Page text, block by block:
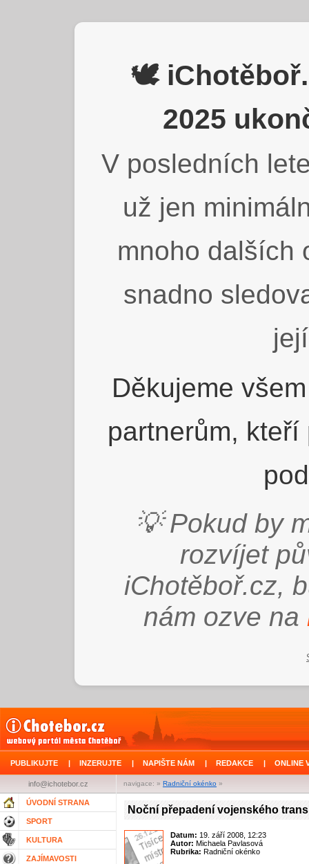
🕊️
2025
V posledních
už jen
mnoho dalších
snadno
Děkujeme
partnerům,
💡 Pokud by
rozvíjet
iChotěboř.cz,
nám ozve na
PUBLIKUJTE | INZERUJTE | NAPIŠTE NÁM | REDAKCE | ONLINE
navigace: » Radniční okénko »
info@ichotebor.cz
ÚVODNÍ STRANA
SPORT
KULTURA
ZAJÍMAVOSTI
Noční přepadení vojenského
Datum: 19. září 2008, 12:23
Autor: Michaela Pavlasová
Rubrika: Radniční okénko